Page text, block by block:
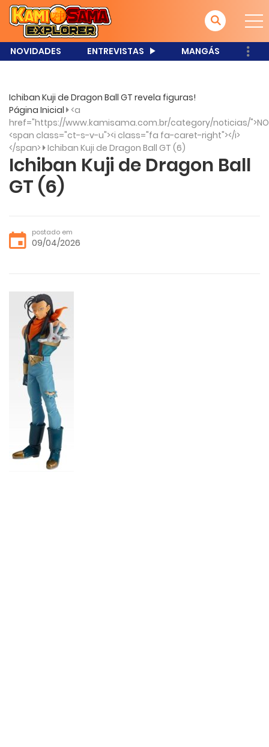
NOVIDADES ENTREVISTAS MANGÁS
Ichiban Kuji de Dragon Ball GT revela figuras!
Página Inicial <a
href="https://www.kamisama.com.br/category/noticias/
<span class="ct-s-v-u"><i class="fa fa-caret-right"></i>
</span> Ichiban Kuji de Dragon Ball GT (6)
Ichiban Kuji de Dragon Ball
GT (6)
postado em
09/04/2026